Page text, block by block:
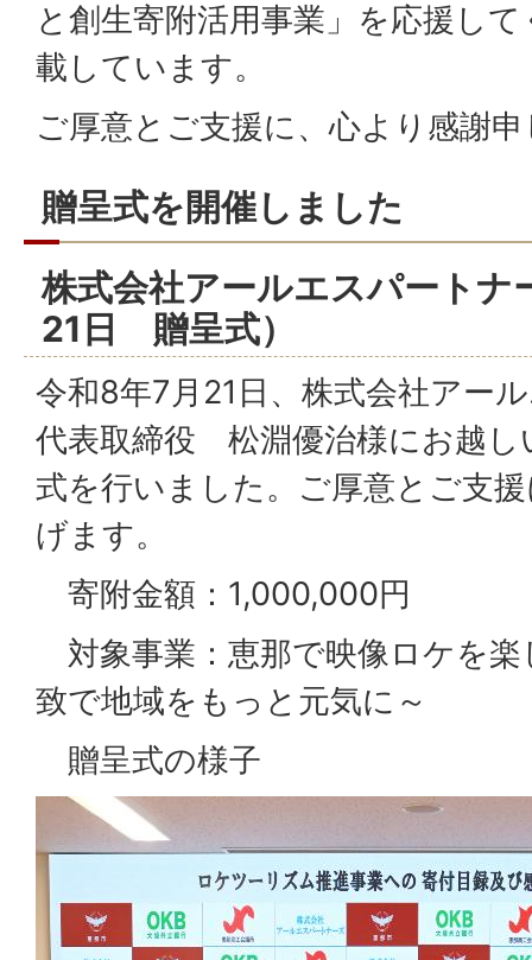
と創生寄附活用事業」を応援し
載しています。
ご厚意とご支援に、心より感謝
贈呈式を開催しました
株式会社アールエスパートナ
21日 贈呈式）
令和8年7月21日、株式会社ア
代表取締役 松淵優治様にお越し
式を行いました。ご厚意とご支
げます。
寄附金額：1,000,000円
対象事業：恵那で映像ロケを楽
致で地域をもっと元気に～
贈呈式の様子